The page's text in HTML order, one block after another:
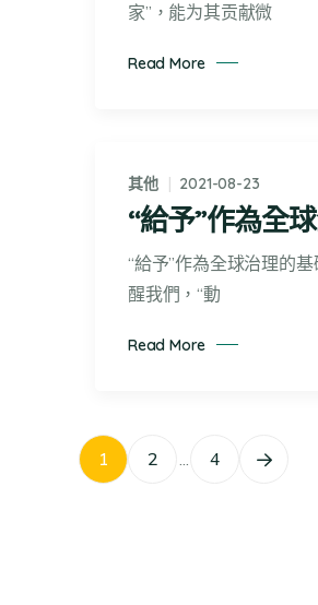
家”，能为其贡献微
Read More
其他 2021-08-23
“給予”作為全
“給予”作為全球治理的
醒我們，“動
Read More
1 2 ... 4